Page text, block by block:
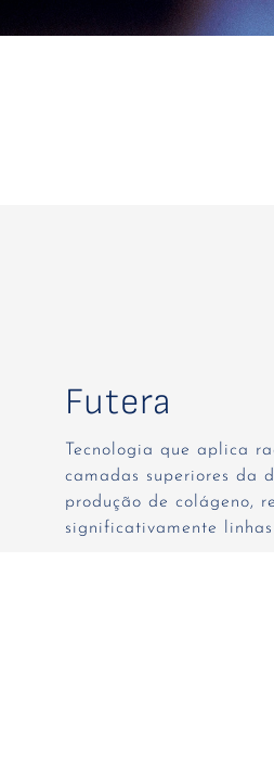
Futera
Tecnologia que aplica
camadas superiores da
produção de colágeno,
significativamente